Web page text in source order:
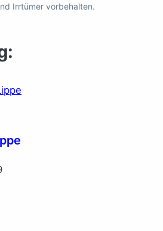
Irrtümer vorbehalten.